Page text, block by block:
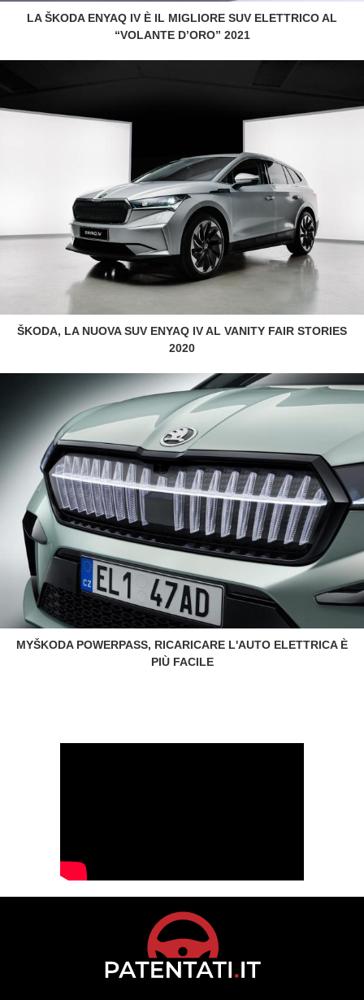
LA ŠKODA ENYAQ IV È IL MIGLIORE SUV ELETTRICO AL
“VOLANTE D’ORO” 2021
ŠKODA, LA NUOVA SUV ENYAQ IV AL VANITY FAIR STORIES
2020
MYŠKODA POWERPASS, RICARICARE L'AUTO ELETTRICA È
PIÙ FACILE